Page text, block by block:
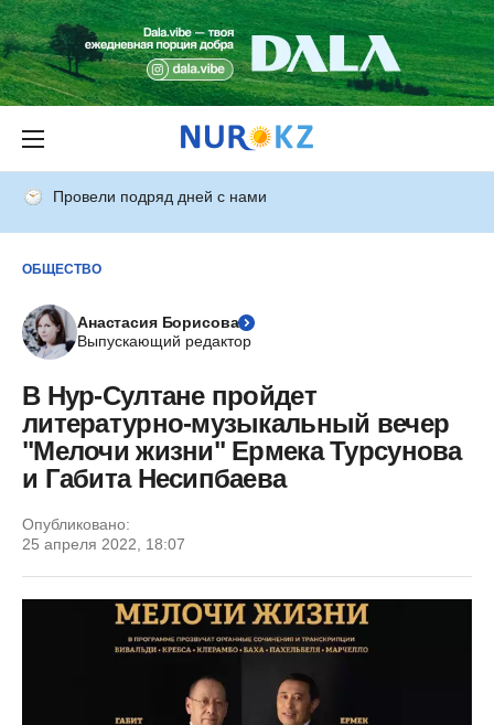
Провели подряд дней с нами
ОБЩЕСТВО
Анастасия Борисова
Выпускающий редактор
В Нур-Султане пройдет
литературно-музыкальный вечер
"Мелочи жизни" Ермека Турсунова
и Габита Несипбаева
Опубликовано:
25 апреля 2022, 18:07